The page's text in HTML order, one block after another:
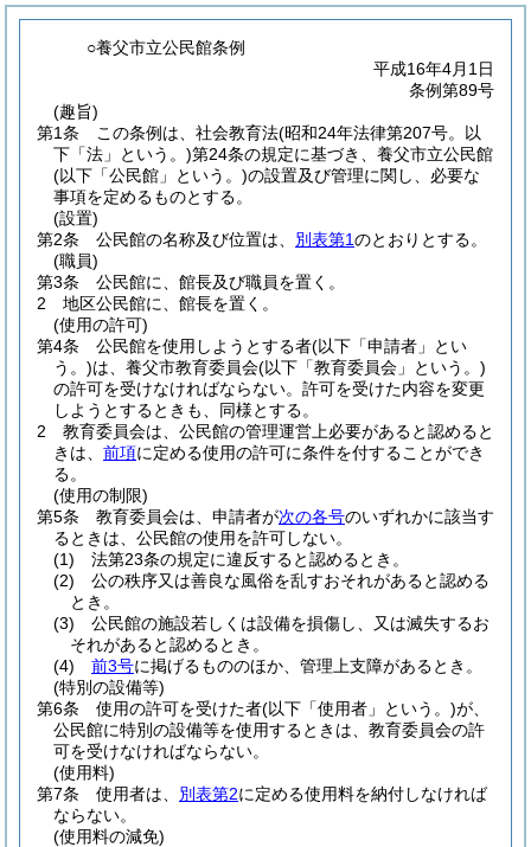
○養父市立公民館条例
平成16年4月1日
条例第89号
(趣旨)
第1条
この条例は、社会教育法(昭和24年法律第207号。以
下「法」という。)第24条の規定に基づき、養父市立公民館
(以下「公民館」という。)の設置及び管理に関し、必要な
事項を定めるものとする。
(設置)
第2条
公民館の名称及び位置は、 別表第1のとおりとする。
(職員)
第3条
公民館に、館長及び職員を置く。
2
地区公民館に、館長を置く。
(使用の許可)
第4条
公民館を使用しようとする者(以下「申請者」とい
う。)は、養父市教育委員会(以下「教育委員会」という。)
の許可を受けなければならない。 許可を受けた内容を変更
しようとするときも、同様とする。
2
教育委員会は、公民館の管理運営上必要があると認めると
きは、 前項に定める使用の許可に条件を付することができ
る。
(使用の制限)
第5条
教育委員会は、申請者が次の各号のいずれかに該当す
るときは、公民館の使用を許可しない。
(1)
法第23条の規定に違反すると認めるとき。
(2)
公の秩序又は善良な風俗を乱すおそれがあると認める
とき。
(3)
公民館の施設若しくは設備を損傷し、又は滅失するお
それがあると認めるとき。
(4)
前3号に掲げるもののほか、管理上支障があるとき。
(特別の設備等)
第6条
使用の許可を受けた者(以下「使用者」という。)が、
公民館に特別の設備等を使用するときは、教育委員会の許
可を受けなければならない。
(使用料)
第7条
使用者は、 別表第2に定める使用料を納付しなければ
ならない。
(使用料の減免)